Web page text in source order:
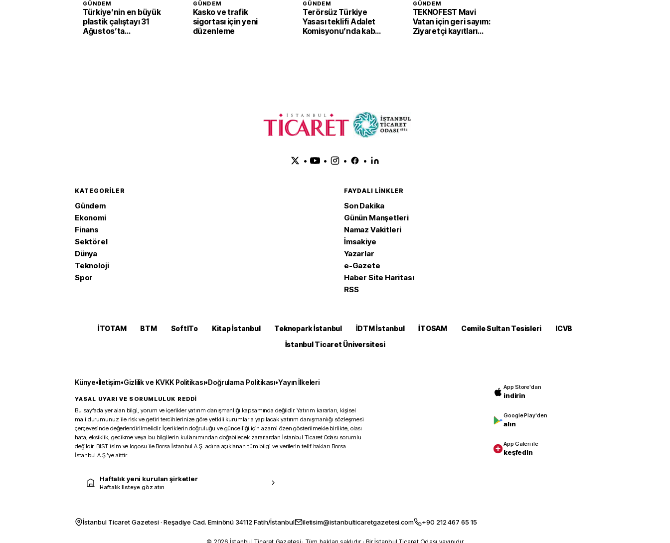
GÜNDEM
Türkiye’nin en büyük
plastik çalıştayı 31
Ağustos’ta
GÜNDEM
Kasko ve trafik
sigortası için yeni
düzenleme
GÜNDEM
Terörsüz Türkiye
Yasası teklifi Adalet
Komisyonu’nda kabul
GÜNDEM
TEKNOFEST Mavi
Vatan için geri sayım:
Ziyaretçi kayıtları
• • • •
KATEGORILER
Gündem
Ekonomi
Finans
Sektörel
Dünya
Teknoloji
Spor
FAYDALI LINKLER
Son Dakika
Günün Manşetleri
Namaz Vakitleri
İmsakiye
Yazarlar
e-Gazete
Haber Site Haritası
RSS
İTOTAM BTM SoftITo Kitap İstanbul Teknopark İstanbul İDTM İstanbul İTOSAM Cemile Sultan Tesisleri
ICVB
İstanbul Ticaret Üniversitesi
Künye•İletişim•Gizlilik ve KVKK Politikası•Doğrulama Politikası•Yayın İlkeleri
YASAL UYARI VE SORUMLULUK REDDİ
Bu sayfada yer alan bilgi, yorum ve içerikler yatırım danışmanlığı kapsamında değildir. Yatırım kararları, kişisel
mali durumunuz ile risk ve getiri tercihlerinize göre yetkili kurumlarla yapılacak yatırım danışmanlığı sözleşmesi
çerçevesinde değerlendirilmelidir. İçeriklerin doğruluğu ve güncelliği için azami özen gösterilmekle birlikte, olası
hata, eksiklik, gecikme veya bu bilgilerin kullanımından doğabilecek zararlardan İstanbul Ticaret Odası sorumlu
değildir. BIST isim ve logosu ile Borsa İstanbul A.Ş. adına açıklanan tüm bilgi ve verilerin telif hakları Borsa
İstanbul A.Ş.’ye aittir.
Haftalık yeni kurulan şirketler
Haftalık listeye göz atın
App Store'dan
indirin
Google Play'den
alın
App Galeri ile
keşfedin
İstanbul Ticaret Gazetesi · Reşadiye Cad. Eminönü 34112 Fatih/İstanbul iletisim@istanbulticaretgazetesi.com +90 212 467 65 15